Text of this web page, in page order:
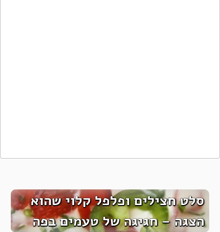
סלט חצילים ופלפל קלוי שהוא
הצגה – חגיגה של טעמים בפה